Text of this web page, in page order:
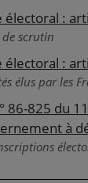
électoral :
scrutin
électoral :
élus par les
86-825 du
à